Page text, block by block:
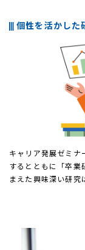
個性を活かした
キャリア発展ゼミナ
するとともに「卒業
まえた興味深い研究